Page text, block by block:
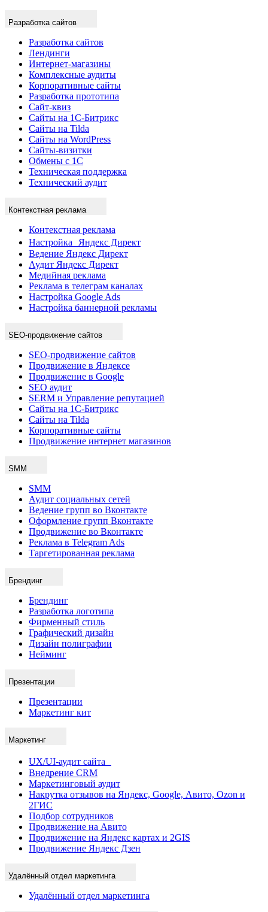
Разработка сайтов
Разработка сайтов
Лендинги
Интернет-магазины
Комплексные аудиты
Корпоративные сайты
Разработка прототипа
Сайт-квиз
Сайты на 1С-Битрикс
Сайты на Tilda
Сайты на WordPress
Сайты-визитки
Обмены с 1С
Техническая поддержка
Технический аудит
Контекстная реклама
Контекстная реклама
Настройка Яндекс Директ
Ведение Яндекс Директ
Аудит Яндекс Директ
Медийная реклама
Реклама в телеграм каналах
Настройка Google Ads
Настройка баннерной рекламы
SEO-продвижение сайтов
SEO-продвижение сайтов
Продвижение в Яндексе
Продвижение в Google
SEO аудит
SERM и Управление репутацией
Сайты на 1С-Битрикс
Сайты на Tilda
Корпоративные сайты
Продвижение интернет магазинов
SMM
SMM
Аудит социальных сетей
Ведение групп во Вконтакте
Оформление групп Вконтакте
Продвижение во Вконтакте
Реклама в Telegram Ads
Таргетированная реклама
Брендинг
Брендинг
Разработка логотипа
Фирменный стиль
Графический дизайн
Дизайн полиграфии
Нейминг
Презентации
Презентации
Маркетинг кит
Маркетинг
UX/UI-аудит сайта
Внедрение CRM
Маркетинговый аудит
Накрутка отзывов на Яндекс, Google, Авито, Ozon и
2ГИС
Подбор сотрудников
Продвижение на Авито
Продвижение на Яндекс картах и 2GIS
Продвижение Яндекс Дзен
Удалённый отдел маркетинга
Удалённый отдел маркетинга